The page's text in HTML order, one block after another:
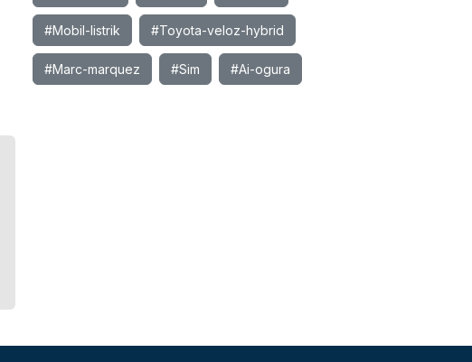
#Mobil-listrik #Toyota-veloz-hybrid
#Marc-marquez #Sim #Ai-ogura